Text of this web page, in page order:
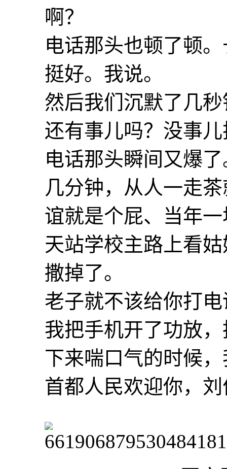
啊？
电话那头也顿了顿
挺好。我说。
然后我们沉默了几
还有事儿吗？没事
电话那头瞬间又爆
几分钟，从人一走
谊就是个屁、当年
天站学校主路上看
撒掉了。
老子就不该给你打
我把手机开了功放
下来喘口气的时候
首都人民欢迎你，